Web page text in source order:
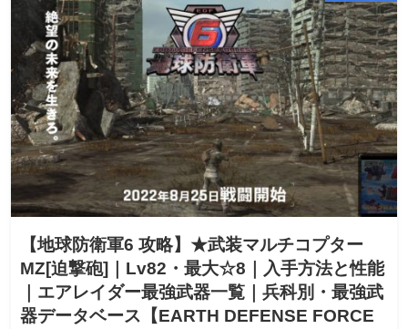
【地球防衛軍6 攻略】★武装マルチコプター
MZ[迫撃砲]｜Lv82・最大☆8｜入手方法と性能
｜エアレイダー最強武器一覧｜兵科別・最強武
器データベース【EARTH DEFENSE FORCE